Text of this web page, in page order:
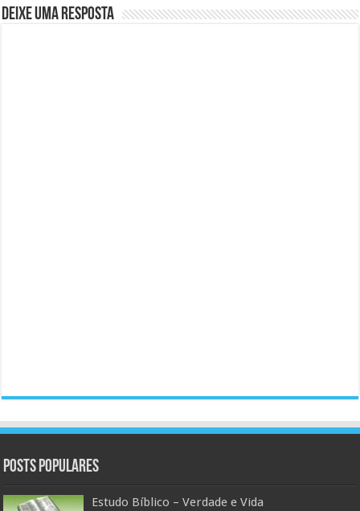
Deixe uma resposta
Posts populares
Estudo Bíblico – Verdade e Vida